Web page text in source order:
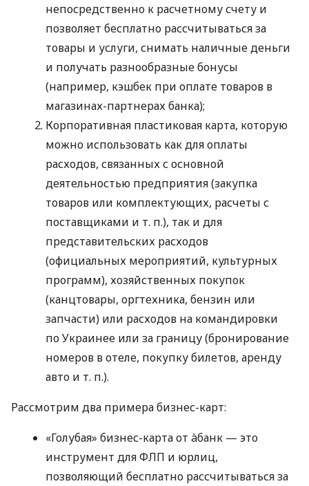
непосредственно к расчетному счету и
позволяет бесплатно рассчитываться за
товары и услуги, снимать наличные деньги
и получать разнообразные бонусы
(например, кэшбек при оплате товаров в
магазинах-партнерах банка);
Корпоративная пластиковая карта, которую
можно использовать как для оплаты
расходов, связанных с основной
деятельностью предприятия (закупка
товаров или комплектующих, расчеты с
поставщиками и т. п.), так и для
представительских расходов
(официальных мероприятий, культурных
программ), хозяйственных покупок
(канцтовары, оргтехника, бензин или
запчасти) или расходов на командировки
по Украинее или за границу (бронирование
номеров в отеле, покупку билетов, аренду
авто и т. п.).
Рассмотрим два примера бизнес-карт:
«Голубая» бизнес-карта от àбанк — это
инструмент для ФЛП и юрлиц,
позволяющий бесплатно рассчитываться за